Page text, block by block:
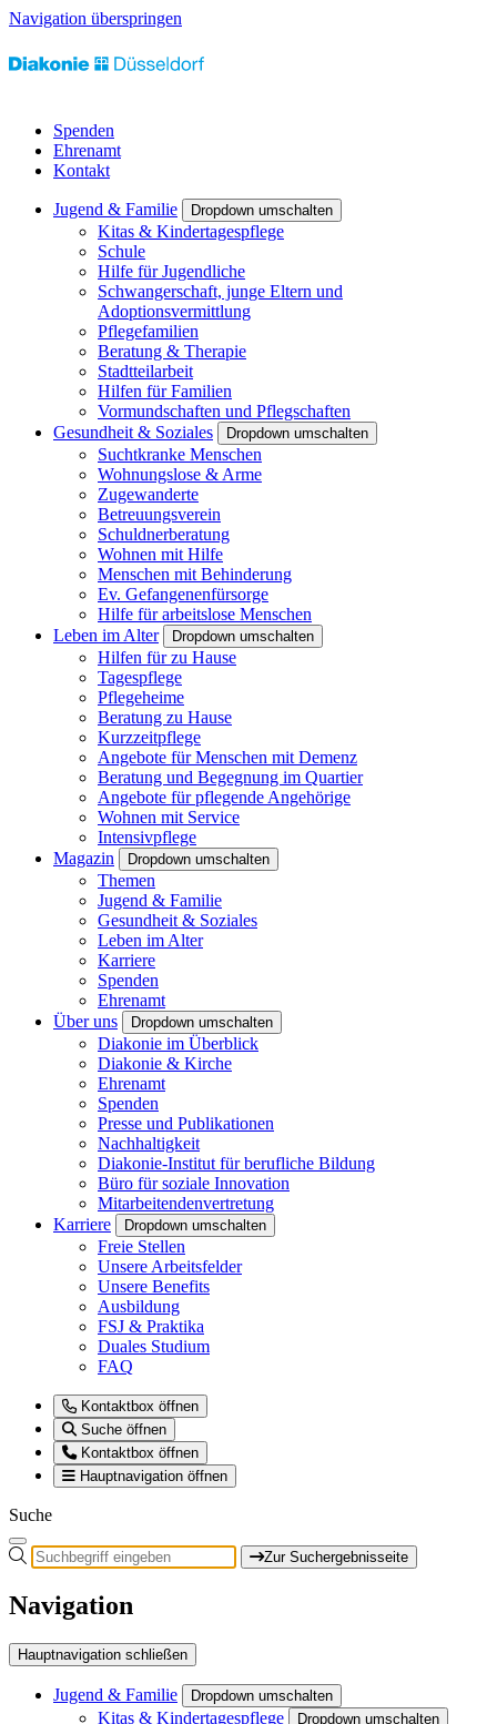
Navigation überspringen
Spenden
Ehrenamt
Kontakt
Jugend & Familie Dropdown umschalten
Kitas & Kindertagespflege
Schule
Hilfe für Jugendliche
Schwangerschaft, junge Eltern und
Adoptionsvermittlung
Pflegefamilien
Beratung & Therapie
Stadtteilarbeit
Hilfen für Familien
Vormundschaften und Pflegschaften
Gesundheit & Soziales
Dropdown umschalten
Suchtkranke Menschen
Wohnungslose & Arme
Zugewanderte
Betreuungsverein
Schuldnerberatung
Wohnen mit Hilfe
Menschen mit Behinderung
Ev. Gefangenenfürsorge
Hilfe für arbeitslose Menschen
Leben im Alter
Dropdown umschalten
Hilfen für zu Hause
Tagespflege
Pflegeheime
Beratung zu Hause
Kurzzeitpflege
Angebote für Menschen mit Demenz
Beratung und Begegnung im Quartier
Angebote für pflegende Angehörige
Wohnen mit Service
Intensivpflege
Magazin
Dropdown umschalten
Themen
Jugend & Familie
Gesundheit & Soziales
Leben im Alter
Karriere
Spenden
Ehrenamt
Über uns
Dropdown umschalten
Diakonie im Überblick
Diakonie & Kirche
Ehrenamt
Spenden
Presse und Publikationen
Nachhaltigkeit
Diakonie-Institut für berufliche Bildung
Büro für soziale Innovation
Mitarbeitendenvertretung
Karriere
Dropdown umschalten
Freie Stellen
Unsere Arbeitsfelder
Unsere Benefits
Ausbildung
FSJ & Praktika
Duales Studium
FAQ
Kontaktbox öffnen
Suche öffnen
Kontaktbox öffnen
Hauptnavigation öffnen
Suche
Zur Suchergebnisseite
Navigation
Hauptnavigation schließen
Jugend & Familie Dropdown umschalten
Kitas & Kindertagespflege Dropdown umschalten